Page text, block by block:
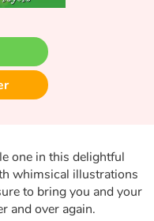
dragons
one in this delightful
whimsical illustrations
to bring you and your
and over again.